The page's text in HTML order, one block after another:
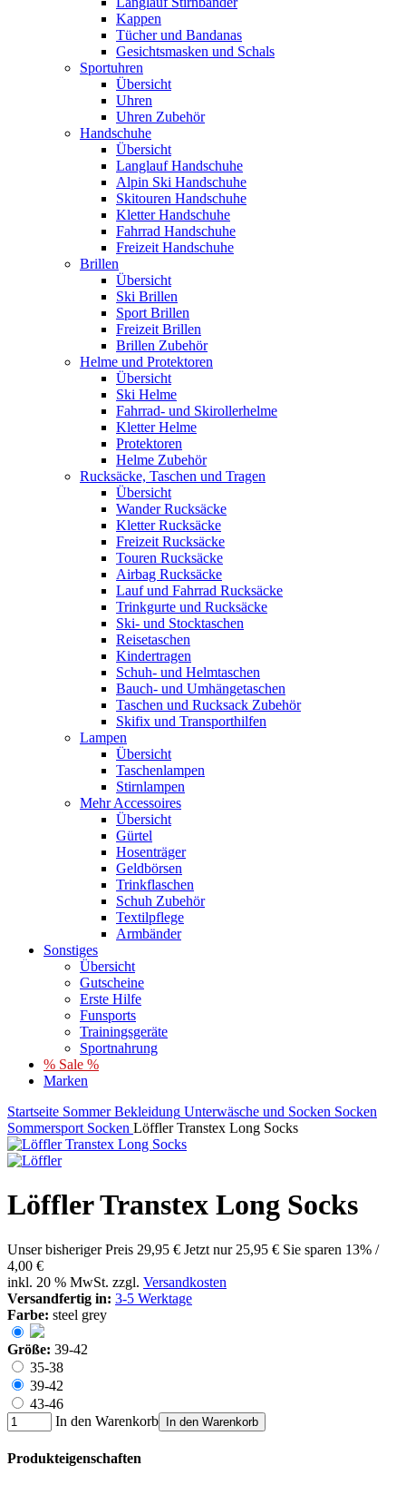
Kappen
Tücher und Bandanas
Gesichtsmasken und Schals
Sportuhren
Übersicht
Uhren
Uhren Zubehör
Handschuhe
Übersicht
Langlauf Handschuhe
Alpin Ski Handschuhe
Skitouren Handschuhe
Kletter Handschuhe
Fahrrad Handschuhe
Freizeit Handschuhe
Brillen
Übersicht
Ski Brillen
Sport Brillen
Freizeit Brillen
Brillen Zubehör
Helme und Protektoren
Übersicht
Ski Helme
Fahrrad- und Skirollerhelme
Kletter Helme
Protektoren
Helme Zubehör
Rucksäcke, Taschen und Tragen
Übersicht
Wander Rucksäcke
Kletter Rucksäcke
Freizeit Rucksäcke
Touren Rucksäcke
Airbag Rucksäcke
Lauf und Fahrrad Rucksäcke
Trinkgurte und Rucksäcke
Ski- und Stocktaschen
Reisetaschen
Kindertragen
Schuh- und Helmtaschen
Bauch- und Umhängetaschen
Taschen und Rucksack Zubehör
Skifix und Transporthilfen
Lampen
Übersicht
Taschenlampen
Stirnlampen
Mehr Accessoires
Übersicht
Gürtel
Hosenträger
Geldbörsen
Trinkflaschen
Schuh Zubehör
Textilpflege
Armbänder
Sonstiges
Übersicht
Gutscheine
Erste Hilfe
Funsports
Trainingsgeräte
Sportnahrung
% Sale %
Marken
Startseite Sommer Bekleidung Unterwäsche und Socken Socken
Sommersport Socken Löffler Transtex Long Socks
Löffler Transtex Long Socks
Unser bisheriger Preis 29,95 € Jetzt nur 25,95 € Sie sparen 13% /
4,00 €
inkl. 20 % MwSt. zzgl. Versandkosten
Versandfertig in: 3-5 Werktage
Farbe: steel grey
Größe: 39-42
35-38
39-42
43-46
In den Warenkorb
In den Warenkorb
Produkteigenschaften